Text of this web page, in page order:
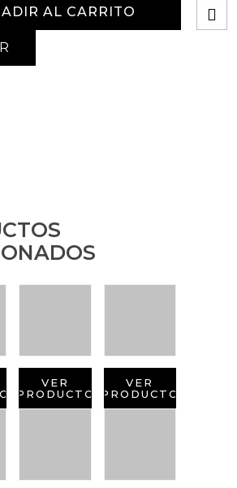
AL CARRITO
VER
PRODUCTO
VER
PRODUCTO